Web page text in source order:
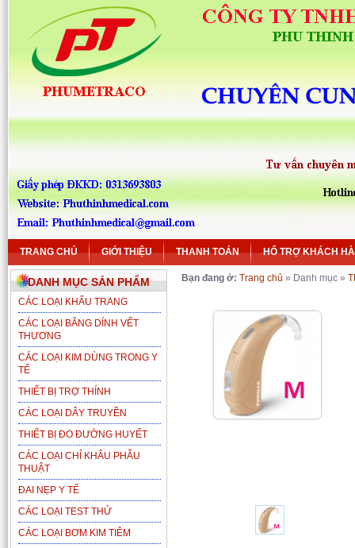
TRANG CHỦ GIỚI THIỆU THANH TOÁN HỔ TRỢ KHÁCH
DANH MỤC SẢN PHẨM
CÁC LOẠI KHẨU TRANG
CÁC LOẠI BĂNG DÍNH VẾT
THƯƠNG
CÁC LOẠI KIM DÙNG TRONG Y
TẾ
THIẾT BỊ TRỢ THÍNH
CÁC LOẠI DÂY TRUYỀN
THIẾT BỊ ĐO ĐƯỜNG HUYẾT
CÁC LOẠI CHỈ KHÂU PHẪU
THUẬT
ĐAI NẸP Y TẾ
CÁC LOẠI TEST THỬ
CÁC LOẠI BƠM KIM TIÊM
Bạn đang ở: Trang chủ » Danh mục »